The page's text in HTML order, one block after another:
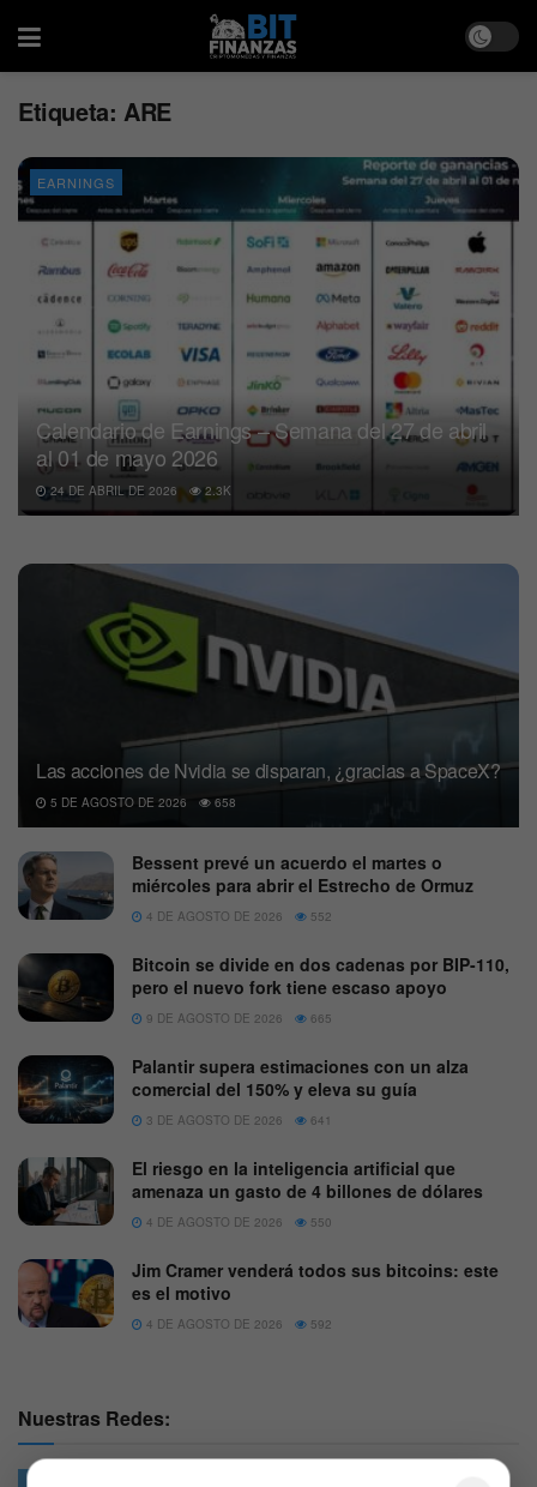
Etiqueta: ARE
EARNINGS
Calendario de Earnings – Semana del 27 de abril
al 01 de mayo 2026
24 DE ABRIL DE 2026 2.3K
Las acciones de Nvidia se disparan, ¿gracias a SpaceX?
5 DE AGOSTO DE 2026 658
Bessent prevé un acuerdo el martes o
miércoles para abrir el Estrecho de Ormuz
4 DE AGOSTO DE 2026 552
Bitcoin se divide en dos cadenas por BIP-110,
pero el nuevo fork tiene escaso apoyo
9 DE AGOSTO DE 2026 665
Palantir supera estimaciones con un alza
comercial del 150% y eleva su guía
3 DE AGOSTO DE 2026 641
El riesgo en la inteligencia artificial que
amenaza un gasto de 4 billones de dólares
4 DE AGOSTO DE 2026 550
Jim Cramer venderá todos sus bitcoins: este
es el motivo
4 DE AGOSTO DE 2026 592
Nuestras Redes: